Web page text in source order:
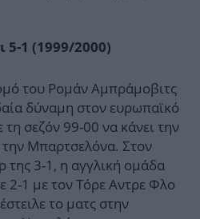
5-1 (1999/2000)
του Ρομάν Αμπράμοβιτς
δύναμη στον ευρωπαϊκό
σεζόν 99-00 να κάνει την
την Μπαρτσελόνα. Στον
της 3-1, η αγγλική ομάδα
2-1 με τον Τόρε Αντρε Φλο
το ματς στην